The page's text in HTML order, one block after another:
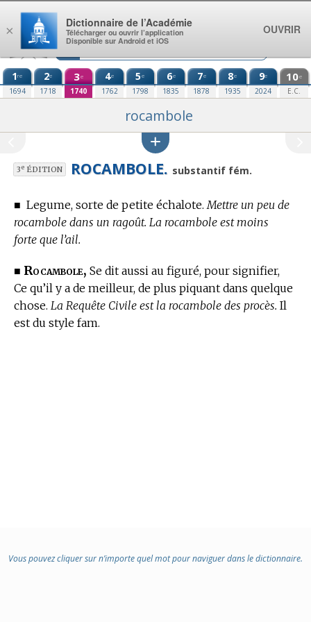
Aller au contenu
1re
1694
2e
1718
3e
1740
4e
1762
5e
1798
6e
1835
7e
1878
8e
1935
9e
2024
10e
E.C.
rocambole
3eÉDITION ROCAMBOLE. substantif fém.
■ Legume, sorte de petite échalote. Mettre un peu de
rocambole dans un ragoût. La rocambole est moins
forte que l’ail.
■ Rocambole, Se dit aussi au figuré, pour signifier,
Ce qu’il y a de meilleur, de plus piquant dans quelque
chose. La Requête Civile est la rocambole des procès. Il
est du style fam.
Vous pouvez cliquer sur n’importe quel mot pour naviguer dans le dictionnaire.
×
Dictionnaire de l’Académie
Télécharger ou ouvrir l’application
Disponible sur Android et iOS
OUVRIR